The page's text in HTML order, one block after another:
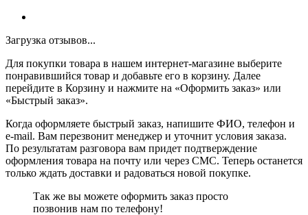
Загрузка отзывов...
Для покупки товара в нашем интернет-магазине выберите
понравившийся товар и добавьте его в корзину. Далее
перейдите в Корзину и нажмите на «Оформить заказ» или
«Быстрый заказ».
Когда оформляете быстрый заказ, напишите ФИО, телефон и
e-mail. Вам перезвонит менеджер и уточнит условия заказа.
По результатам разговора вам придет подтверждение
оформления товара на почту или через СМС. Теперь останется
только ждать доставки и радоваться новой покупке.
Так же вы можете оформить заказ просто
позвонив нам по телефону!